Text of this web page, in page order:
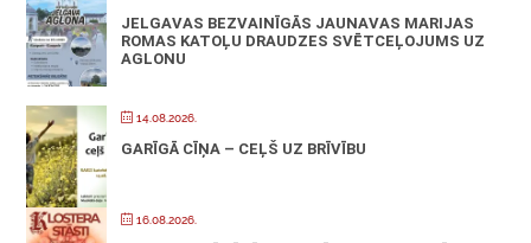
JELGAVAS BEZVAINĪGĀS JAUNAVAS MARIJAS
ROMAS KATOĻU DRAUDZES SVĒTCEĻOJUMS UZ
AGLONU
14.08.2026.
GARĪGĀ CĪŅA – CEĻŠ UZ BRĪVĪBU
16.08.2026.